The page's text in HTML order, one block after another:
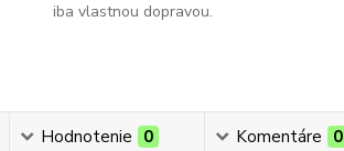
iba vlastnou dopravou.
Hodnotenie 0 Komentáre 0